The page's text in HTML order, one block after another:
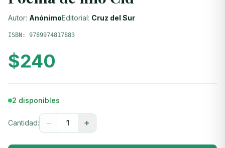
Autor: AnónimoEditorial: Cruz del Sur
ISBN: 9789974817883
$240
2 disponibles
Cantidad: − 1 +